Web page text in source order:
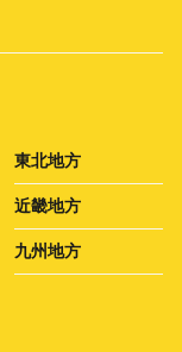
東北地方
近畿地方
九州地方